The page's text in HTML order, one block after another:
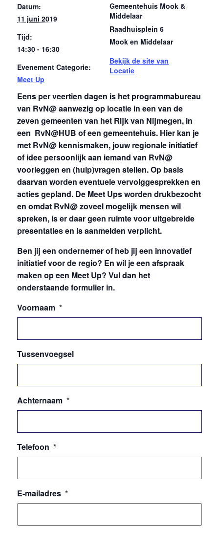
Eens per veertien dagen is het programmabureau
van RvN@ aanwezig op locatie in een van de
zeven gemeenten van het Rijk van Nijmegen, in
een RvN@HUB of een gemeentehuis. Hier kan je
met RvN@ kennismaken, jouw regionale initiatief
of idee persoonlijk aan iemand van RvN@
voorleggen en (hulp)vragen stellen. Op basis
daarvan worden eventuele vervolggesprekken en
acties gepland. De Meet Ups worden drukbezocht
en omdat RvN@ zoveel mogelijk mensen wil
spreken, is er daar geen ruimte voor uitgebreide
presentaties en is aanmelden verplicht.
Ben jij een ondernemer of heb jij een innovatief
initiatief voor de regio? En wil je een afspraak
maken op een Meet Up? Vul dan het
onderstaande formulier in.
Voornaam *
Tussenvoegsel
Achternaam *
Telefoon *
E-mailadres *
Datum:
11 juni 2019
Tijd:
14:30 - 16:30
Evenement Categorie:
Meet Up
Gemeentehuis Mook &
Middelaar
Raadhuisplein 6
Mook en Middelaar
Bekijk de site van
Locatie